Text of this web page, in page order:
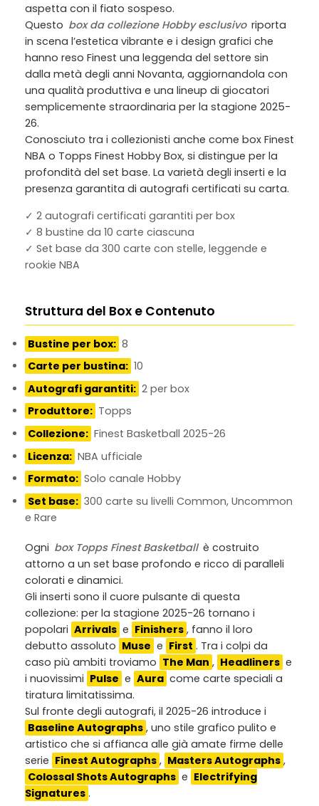
aspetta con il fiato sospeso.
Questo box da collezione Hobby esclusivo riporta
in scena l’estetica vibrante e i design grafici che
hanno reso Finest una leggenda del settore sin
dalla metà degli anni Novanta, aggiornandola con
una qualità produttiva e una lineup di giocatori
semplicemente straordinaria per la stagione 2025-
26.
Conosciuto tra i collezionisti anche come box Finest
NBA o Topps Finest Hobby Box, si distingue per la
profondità del set base. La varietà degli inserti e la
presenza garantita di autografi certificati su carta.
✓ 2 autografi certificati garantiti per box
✓ 8 bustine da 10 carte ciascuna
✓ Set base da 300 carte con stelle, leggende e
rookie NBA
Struttura del Box e Contenuto
Bustine per box: 8
Carte per bustina: 10
Autografi garantiti: 2 per box
Produttore: Topps
Collezione: Finest Basketball 2025-26
Licenza: NBA ufficiale
Formato: Solo canale Hobby
Set base: 300 carte su livelli Common, Uncommon
e Rare
Ogni box Topps Finest Basketball è costruito
attorno a un set base profondo e ricco di paralleli
colorati e dinamici.
Gli inserti sono il cuore pulsante di questa
collezione: per la stagione 2025-26 tornano i
popolari Arrivals e Finishers , fanno il loro
debutto assoluto Muse e First . Tra i colpi da
caso più ambiti troviamo The Man , Headliners e
i nuovissimi Pulse e Aura come carte speciali a
tiratura limitatissima.
Sul fronte degli autografi, il 2025-26 introduce i
Baseline Autographs , uno stile grafico pulito e
artistico che si affianca alle già amate firme delle
serie Finest Autographs , Masters Autographs ,
Colossal Shots Autographs e Electrifying
Signatures .